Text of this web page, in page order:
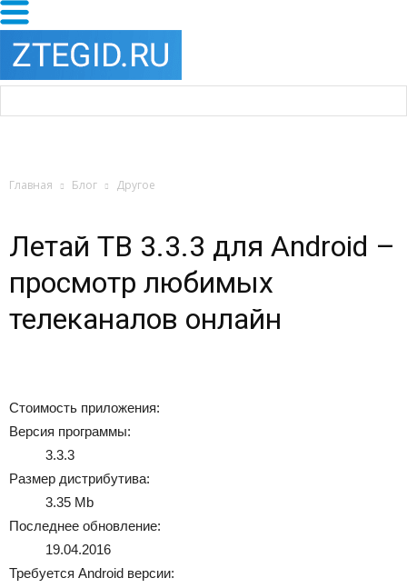
Главная Блог Другое
Летай ТВ 3.3.3 для Android –
просмотр любимых
телеканалов онлайн
Стоимость приложения:
Версия программы:
3.3.3
Размер дистрибутива:
3.35 Mb
Последнее обновление:
19.04.2016
Требуется Android версии: